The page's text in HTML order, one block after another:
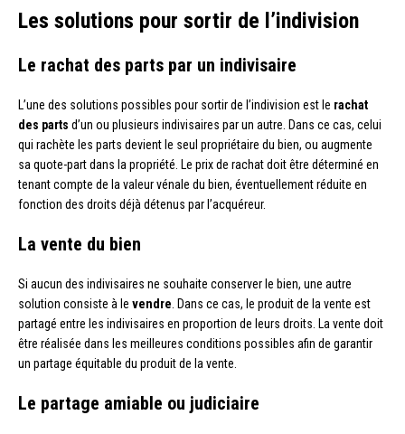
Les solutions pour sortir de l’indivision
Le rachat des parts par un indivisaire
L’une des solutions possibles pour sortir de l’indivision est le rachat
des parts d’un ou plusieurs indivisaires par un autre. Dans ce cas, celui
qui rachète les parts devient le seul propriétaire du bien, ou augmente
sa quote-part dans la propriété. Le prix de rachat doit être déterminé en
tenant compte de la valeur vénale du bien, éventuellement réduite en
fonction des droits déjà détenus par l’acquéreur.
La vente du bien
Si aucun des indivisaires ne souhaite conserver le bien, une autre
solution consiste à le vendre . Dans ce cas, le produit de la vente est
partagé entre les indivisaires en proportion de leurs droits. La vente doit
être réalisée dans les meilleures conditions possibles afin de garantir
un partage équitable du produit de la vente.
Le partage amiable ou judiciaire